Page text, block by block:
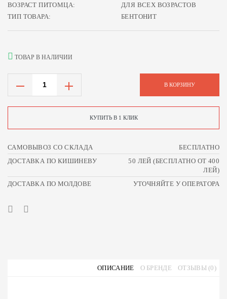
ВОЗРАСТ ПИТОМЦА:
ДЛЯ ВСЕХ ВОЗРАСТОВ
ТИП ТОВАРА:
БЕНТОНИТ
ТОВАР В НАЛИЧИИ
В КОРЗИНУ
КУПИТЬ В 1 КЛИК
САМОВЫВОЗ СО СКЛАДА
БЕСПЛАТНО
ДОСТАВКА ПО КИШИНЕВУ
50 ЛЕЙ (БЕСПЛАТНО ОТ 400
ЛЕЙ)
ДОСТАВКА ПО МОЛДОВЕ
УТОЧНЯЙТЕ У ОПЕРАТОРА
ОПИСАНИЕ О БРЕНДЕ ОТЗЫВЫ (0)